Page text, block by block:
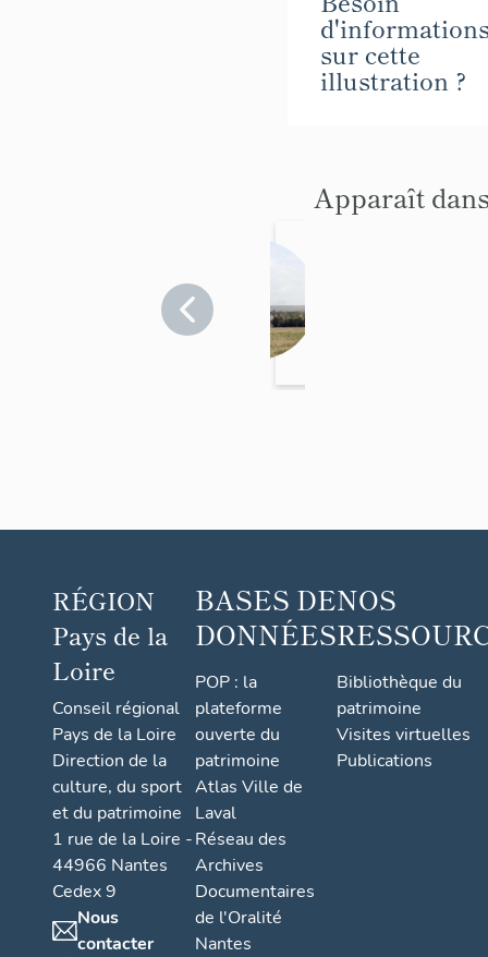
sur cette
illustration ?
Apparaît
RÉGION
Pays de la
Loire
Conseil régional
Pays de la Loire
Direction de la
culture, du sport
et du patrimoine
1 rue de la Loire -
44966 Nantes
Cedex 9
Nous
contacter
BASES DE
DONNÉES
POP : la
plateforme
ouverte du
patrimoine
Atlas Ville de
Laval
Réseau des
Archives
Documentaires
de l'Oralité
Nantes
NOS
Bibliothèque du
patrimoine
Visites virtuelles
Publications